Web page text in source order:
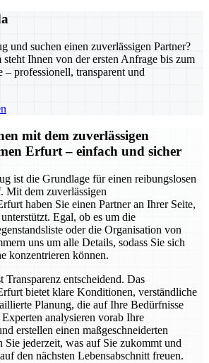
und suchen einen zuverlässigen Partner?
steht Ihnen von der ersten Anfrage bis zum
– professionell, transparent und
mit dem zuverlässigen
Erfurt – einfach und sicher
ist die Grundlage für einen reibungslosen
Mit dem zuverlässigen
haben Sie einen Partner an Ihrer Seite,
Egal, ob es um die
oder die Organisation von
uns um alle Details, sodass Sie sich
konzentrieren können.
entscheidend. Das
bietet klare Konditionen, verständliche
Planung, die auf Ihre Bedürfnisse
analysieren vorab Ihre
erstellen einen maßgeschneiderten
Sie jederzeit, was auf Sie zukommt und
den nächsten Lebensabschnitt freuen.